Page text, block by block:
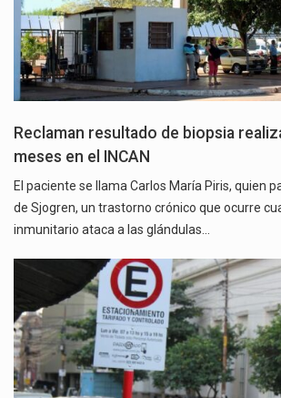
Reclaman resultado de biopsia
meses en el INCAN
El paciente se llama Carlos María Piris, quien
de Sjogren, un trastorno crónico que ocurre
inmunitario ataca a las glándulas…